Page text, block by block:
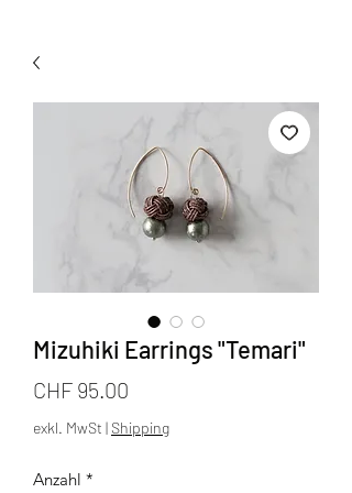
Mizuhiki Earrings "Temari"
CHF 95.00
exkl. MwSt | Shipping
Anzahl *